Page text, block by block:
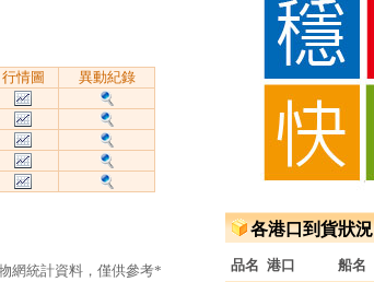
各港口到貨狀況
品名 港口 船名
行情圖
異動紀錄
網統計資料，僅供參考*